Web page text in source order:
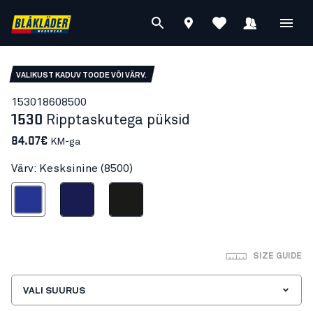
VALIKUST KADUV TOODE VÕI VÄRV.
153018608500
1530 Ripptaskutega püksid
84.07€ KM-ga
Värv: Kesksinine (8500)
SIZE GUIDE
VALI SUURUS